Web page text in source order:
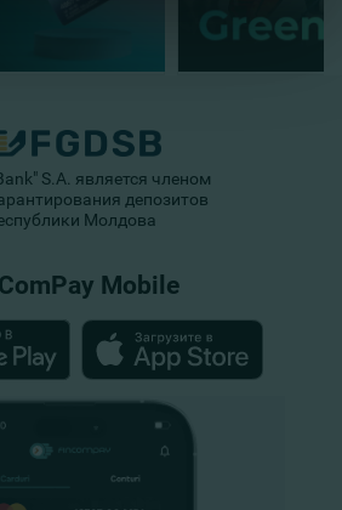
S.A. является членом
депозитов
Молдова
Mobile